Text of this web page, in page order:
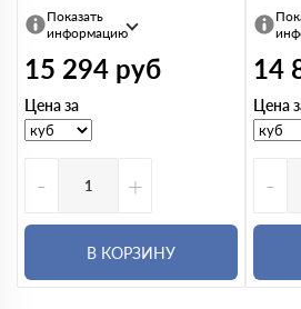
Показать
информацию
15 294 руб
Цена за
- +
В КОРЗИНУ
14
Цена
-